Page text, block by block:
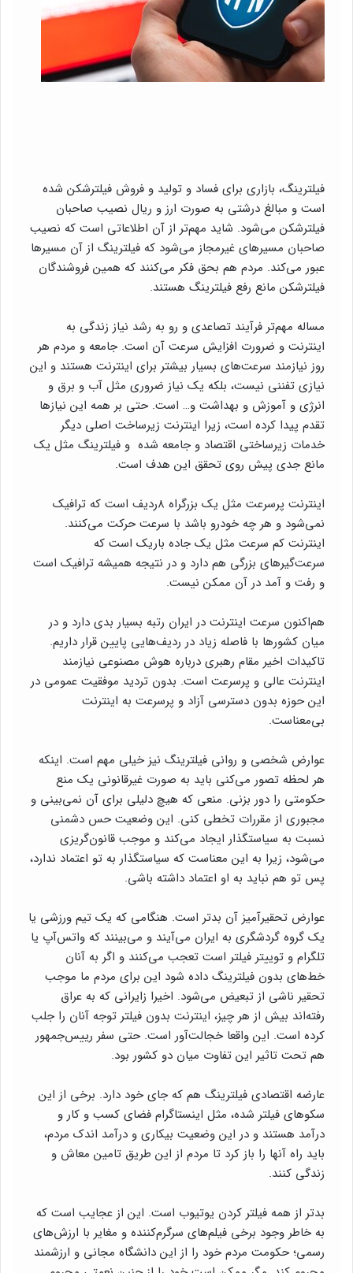
فیلترینگ، بازاری برای فساد و تولید و فروش فیلترشکن شده
است و مبالغ درشتی به صورت ارز و ریال نصیب صاحبان
فیلترشکن می‌شود. شاید مهم‌تر از آن اطلاعاتی است که نصیب
صاحبان مسیرهای غیرمجاز می‌شود که فیلترینگ از آن مسیرها
عبور می‌کند. مردم هم بحق فکر می‌کنند که همین فروشندگان
فیلترشکن مانع رفع فیلترینگ هستند.
مساله مهم‌تر فرآیند تصاعدی و رو به رشد نیاز زندگی به
اینترنت و ضرورت افزایش سرعت آن است. جامعه و مردم هر
روز نیازمند سرعت‌های بسیار بیشتر برای اینترنت هستند و این
نیازی تفننی نیست، بلکه یک نیاز ضروری مثل آب و برق و
انرژی و آموزش و بهداشت و… است. حتی بر همه این نیازها
تقدم پیدا کرده است، زیرا اینترنت زیرساخت اصلی دیگر
خدمات زیرساختی اقتصاد و جامعه شده و فیلترینگ مثل یک
مانع جدی پیش روی تحقق این هدف است.
اینترنت پرسرعت مثل یک بزرگراه ۸ردیف است که ترافیک
نمی‌شود و هر چه خودرو باشد با سرعت حرکت می‌کنند.
اینترنت کم سرعت مثل یک جاده باریک است که
سرعت‌گیرهای بزرگی هم دارد و در نتیجه همیشه ترافیک است
و رفت و آمد در آن ممکن نیست.
هم‌اکنون سرعت اینترنت در ایران رتبه بسیار بدی دارد و در
میان کشورها با فاصله زیاد در ردیف‌هایی پایین قرار داریم.
تاکیدات اخیر مقام رهبری درباره هوش مصنوعی نیازمند
اینترنت عالی و پرسرعت است.‌ بدون تردید موفقیت عمومی در
این حوزه بدون دسترسی آزاد و پرسرعت به اینترنت
بی‌معناست.
عوارض شخصی و روانی فیلترینگ نیز خیلی مهم است. اینکه
هر لحظه تصور می‌کنی باید به صورت غیرقانونی یک منع
حکومتی را دور بزنی. منعی که هیچ دلیلی برای آن نمی‌بینی و
مجبوری از مقررات تخطی کنی. این وضعیت حس دشمنی
نسبت به سیاستگذار ایجاد می‌کند و موجب قانون‌گریزی
می‌شود، زیرا به این معناست که سیاستگذار به تو اعتماد ندارد،
پس تو هم نباید به او اعتماد داشته باشی.
عوارض تحقیرآمیز آن بدتر است. هنگامی که یک تیم ورزشی یا
یک گروه گردشگری به ایران می‌آیند و می‌بینند که واتس‌آپ یا
تلگرام و توییتر فیلتر است تعجب می‌کنند و اگر به آنان
خط‌های بدون فیلترینگ داده شود این برای مردم ما موجب
تحقیر ناشی از تبعیض می‌شود. اخیرا زایرانی که به عراق
رفته‌اند بیش از هر چیز، اینترنت بدون فیلتر توجه آنان را جلب
کرده است. این واقعا خجالت‌آور است. حتی سفر رییس‌جمهور
هم تحت تاثیر این تفاوت میان دو کشور بود.
عارضه اقتصادی فیلترینگ هم که جای خود دارد. برخی از این
سکوهای فیلتر شده، مثل اینستاگرام فضای کسب و کار و
درآمد هستند و در این وضعیت بیکاری و درآمد اندک مردم،
باید راه آنها را باز کرد تا مردم از این طریق تامین معاش و
زندگی کنند.
بدتر از همه فیلتر کردن یوتیوب است. این از عجایب است که
به خاطر وجود برخی فیلم‌های سرگرم‌کننده و مغایر با ارزش‌های
رسمی؛ حکومت مردم خود را از این دانشگاه مجانی و ارزشمند